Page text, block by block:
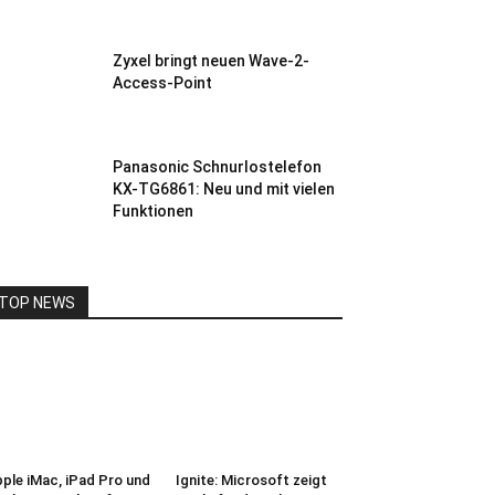
Zyxel bringt neuen Wave-2-
Access-Point
Panasonic Schnurlostelefon
KX-TG6861: Neu und mit vielen
Funktionen
NEWS
iMac, iPad Pro und
Ignite: Microsoft zeigt